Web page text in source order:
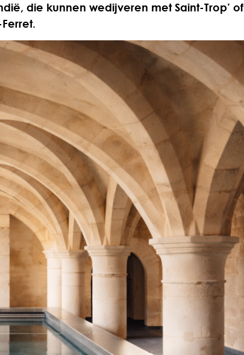
die kunnen wedijveren met Saint-Trop’ of